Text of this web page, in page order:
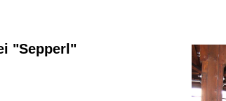
"Sepperl"